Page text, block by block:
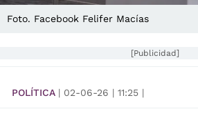
Foto. Facebook Felifer Macías
[Publicidad]
POLÍTICA | 02-06-26 | 11:25 |